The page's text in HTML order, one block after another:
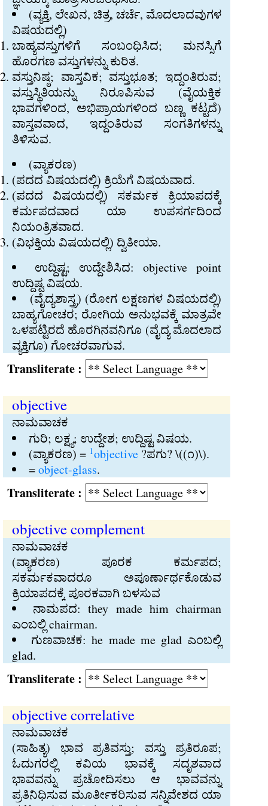
(ವ್ಯಕ್ತಿ, ಲೇಖನ, ಚಿತ್ರ, ಚರ್ಚೆ, ಮೊದಲಾದವುಗಳ
ವಿಷಯದಲ್ಲಿ)
ಬಾಹ್ಯವಸ್ತುಗಳಿಗೆ ಸಂಬಂಧಿಸಿದ; ಮನಸ್ಸಿಗೆ
ಹೊರಗಣ ವಸ್ತುಗಳನ್ನು ಕುರಿತ.
ವಸ್ತುನಿಷ್ಠ; ವಾಸ್ತವಿಕ; ವಸ್ತುಭೂತ; ಇದ್ದಂತಿರುವ;
ವಸ್ತುಸ್ಥಿತಿಯನ್ನು ನಿರೂಪಿಸುವ (ವೈಯಕ್ತಿಕ
ಭಾವಗಳಿಂದ, ಅಭಿಪ್ರಾಯಗಳಿಂದ ಬಣ್ಣ ಕಟ್ಟದೆ)
ವಾಸ್ತವವಾದ, ಇದ್ದಂತಿರುವ ಸಂಗತಿಗಳನ್ನು
ತಿಳಿಸುವ.
(ವ್ಯಾಕರಣ)
(ಪದದ ವಿಷಯದಲ್ಲಿ) ಕ್ರಿಯೆಗೆ ವಿಷಯವಾದ.
(ಪದದ ವಿಷಯದಲ್ಲಿ) ಸಕರ್ಮಕ ಕ್ರಿಯಾಪದಕ್ಕೆ
ಕರ್ಮಪದವಾದ ಯಾ ಉಪಸರ್ಗದಿಂದ
ನಿಯಂತ್ರಿತವಾದ.
(ವಿಭಕ್ತಿಯ ವಿಷಯದಲ್ಲಿ) ದ್ವಿತೀಯಾ.
ಉದ್ದಿಷ್ಟ; ಉದ್ದೇಶಿಸಿದ: objective point
ಉದ್ದಿಷ್ಟ ವಿಷಯ.
(ವೈದ್ಯಶಾಸ್ತ್ರ) (ರೋಗ ಲಕ್ಷಣಗಳ ವಿಷಯದಲ್ಲಿ)
ಬಾಹ್ಯಗೋಚರ; ರೋಗಿಯ ಅನುಭವಕ್ಕೆ ಮಾತ್ರವೇ
ಒಳಪಟ್ಟಿರದೆ ಹೊರಗಿನವನಿಗೂ (ವೈದ್ಯ ಮೊದಲಾದ
ವ್ಯಕ್ತಿಗೂ) ಗೋಚರವಾಗುವ.
:
objective
ನಾಮವಾಚಕ
ಗುರಿ; ಲಕ್ಷ್ಯ; ಉದ್ದೇಶ; ಉದ್ದಿಷ್ಟ ವಿಷಯ.
(ವ್ಯಾಕರಣ) = 1objective ?ಪಗು? \((೧)\).
=object-glass.
:
objective complement
ನಾಮವಾಚಕ
(ವ್ಯಾಕರಣ) ಪೂರಕ ಕರ್ಮಪದ;
ಸಕರ್ಮಕವಾದರೂ ಅಪೂರ್ಣಾರ್ಥಕೊಡುವ
ಕ್ರಿಯಾಪದಕ್ಕೆ ಪೂರಕವಾಗಿ ಬಳಸುವ
ನಾಮಪದ: they made him chairman
ಎಂಬಲ್ಲಿ chairman.
ಗುಣವಾಚಕ: he made me glad ಎಂಬಲ್ಲಿ
glad.
:
objective correlative
ನಾಮವಾಚಕ
(ಸಾಹಿತ್ಯ) ಭಾವ ಪ್ರತಿವಸ್ತು; ವಸ್ತು ಪ್ರತಿರೂಪ;
ಓದುಗರಲ್ಲಿ ಕವಿಯ ಭಾವಕ್ಕೆ ಸದೃಶವಾದ
ಭಾವವನ್ನು ಪ್ರಚೋದಿಸಲು ಆ ಭಾವವನ್ನು
ಪ್ರತಿನಿಧಿಸುವ ಮೂರ್ತೀಕರಿಸುವ ಸನ್ನಿವೇಶದ ಯಾ